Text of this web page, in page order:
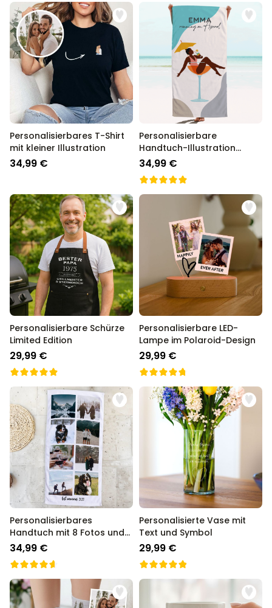
Personalisierbares T-Shirt
mit kleiner Illustration
34,99 €
Personalisierbare
Handtuch-Illustration
Cocktailglas
34,99 €
Personalisierbare Schürze
Limited Edition
29,99 €
Personalisierbare LED-
Lampe im Polaroid-Design
29,99 €
Personalisierbares
Handtuch mit 8 Fotos und
Text
34,99 €
Personalisierte Vase mit
Text und Symbol
29,99 €